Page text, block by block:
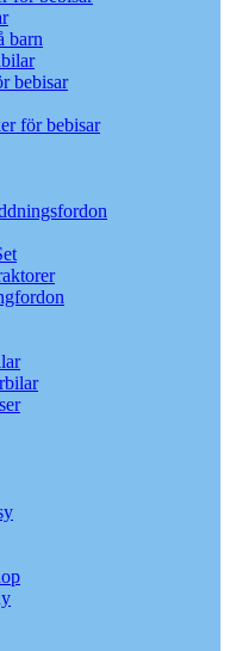
barn
bebisar
för bebisar